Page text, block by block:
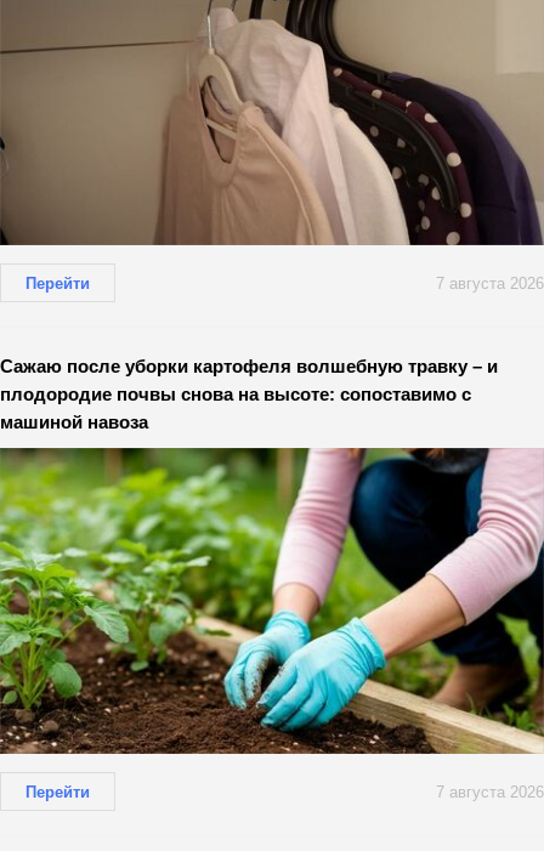
Перейти 7 августа 2026
Сажаю после уборки картофеля волшебную травку – и
плодородие почвы снова на высоте: сопоставимо с
машиной навоза
Перейти 7 августа 2026